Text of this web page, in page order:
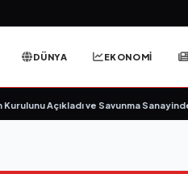
DÜNYA EKONOMİ
Açıkladı ve Savunma